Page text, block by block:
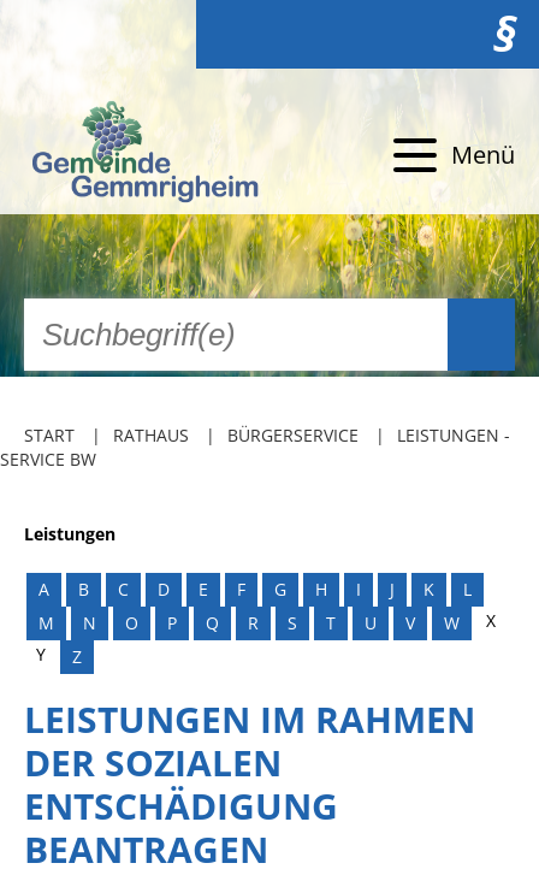
§
Menü
START RATHAUS BÜRGERSERVICE
LEISTUNGEN -
SERVICE BW
Leistungen
A B C D E F G H I J K
L
M
N O P Q R S T U V W
X
Y
Z
LEISTUNGEN IM RAHMEN
DER SOZIALEN
ENTSCHÄDIGUNG
BEANTRAGEN